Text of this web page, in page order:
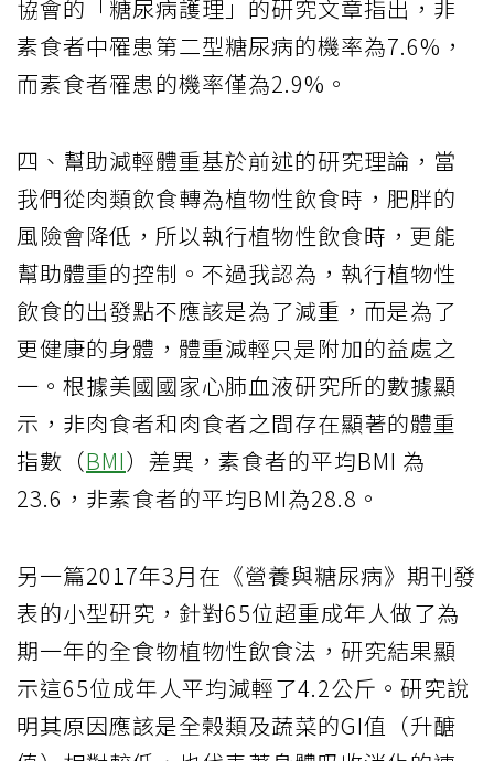
協會的「糖尿病護理」的研究文章指出，非
素食者中罹患第二型糖尿病的機率為7.6%，
而素食者罹患的機率僅為2.9%。
四、幫助減輕體重基於前述的研究理論，當
我們從肉類飲食轉為植物性飲食時，肥胖的
風險會降低，所以執行植物性飲食時，更能
幫助體重的控制。不過我認為，執行植物性
飲食的出發點不應該是為了減重，而是為了
更健康的身體，體重減輕只是附加的益處之
一。根據美國國家心肺血液研究所的數據顯
示，非肉食者和肉食者之間存在顯著的體重
指數（BMI）差異，素食者的平均BMI 為
23.6，非素食者的平均BMI為28.8。
另一篇2017年3月在《營養與糖尿病》期刊發
表的小型研究，針對65位超重成年人做了為
期一年的全食物植物性飲食法，研究結果顯
示這65位成年人平均減輕了4.2公斤。研究說
明其原因應該是全榖類及蔬菜的GI值（升醣